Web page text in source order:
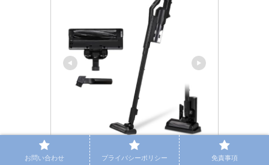
アイリスオーヤマ(IRIS OHYAMA)
【置くだけ充電スタンド付き】
お問い合わせ プライバシーポリシー 免責事項